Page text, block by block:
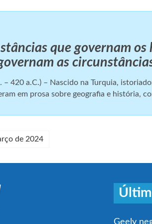
que governam os
as
– 420 a.C.) – Nascido na Turquia,
em prosa sobre geografia e história,
de 2024
Geely